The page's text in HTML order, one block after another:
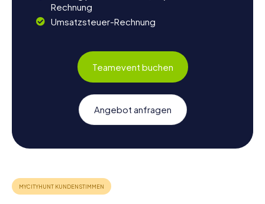
Rechnung
Umsatzsteuer-Rechnung
Teamevent buchen
Angebot anfragen